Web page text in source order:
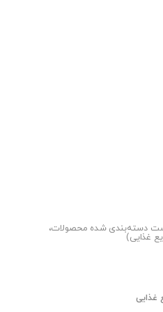
دسته‌بندی شده محصولات،
غذایی)
غذایی